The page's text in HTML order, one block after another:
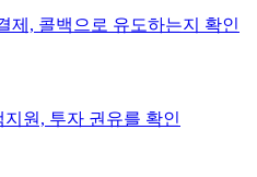
제, 콜백으로 유도하는지 확인
원, 투자 권유를 확인